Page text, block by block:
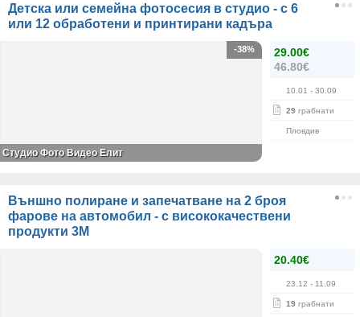
Детска или семейна фотосесия в студио - с 6
или 12 обработени и принтирани кадъра
29.00€
46.80€
10.01 - 30.09
29 грабнати
Пловдив
-38%
Студио Фото Видео Елит
Външно полиране и запечатване на 2 броя
фарове на автомобил - с висококачествени
продукти 3M
20.40€
23.12 - 11.09
19 грабнати